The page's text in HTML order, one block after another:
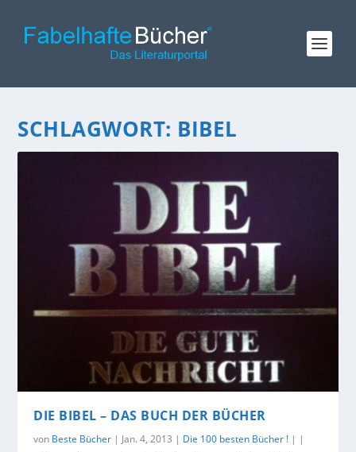
SCHLAGWORT: BIBEL
DIE BIBEL – DAS BUCH DER BÜCHER
von Beste Bücher | Jan. 4, 2013 | Die 100 besten Bücher ! | |